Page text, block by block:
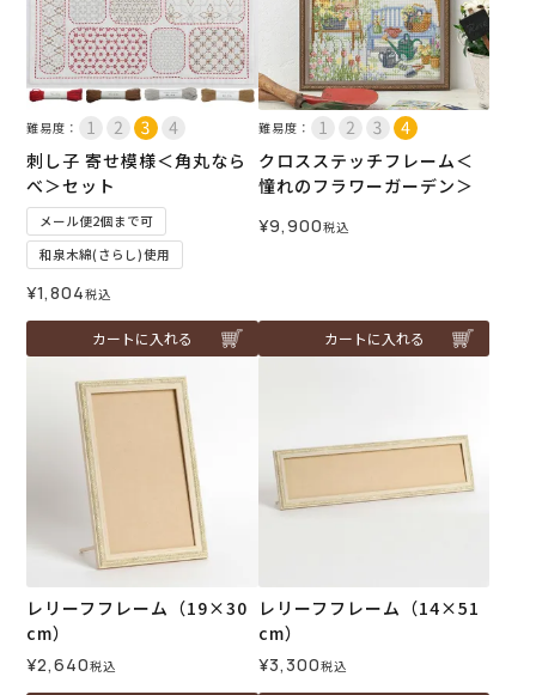
難易度：
刺し子 寄せ模様＜角丸なら
べ＞セット
メール便2個まで可
和泉木綿(さらし)使用
¥1,804税込
カートに入れる
難易度：
クロスステッチフレーム＜
憧れのフラワーガーデン＞
¥9,900税込
カートに入れる
レリーフフレーム（19×30
cm）
¥2,640税込
レリーフフレーム（14×51
cm）
¥3,300税込